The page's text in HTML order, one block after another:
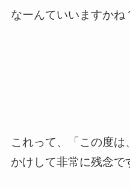
なーんていいますかね
これって、「この度
かけして非常に残念で